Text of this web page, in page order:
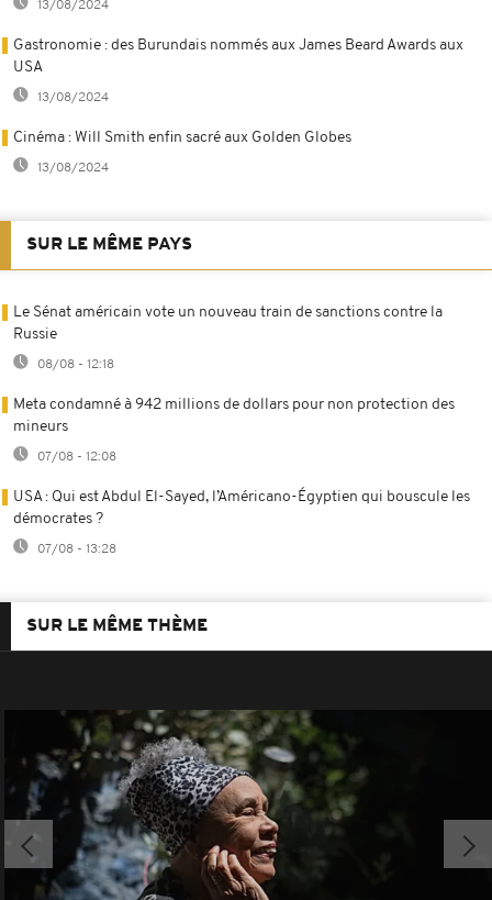
13/08/2024
Gastronomie : des Burundais nommés aux James Beard Awards aux
USA
13/08/2024
Cinéma : Will Smith enfin sacré aux Golden Globes
13/08/2024
SUR LE MÊME PAYS
Le Sénat américain vote un nouveau train de sanctions contre la
Russie
08/08 - 12:18
Meta condamné à 942 millions de dollars pour non protection des
mineurs
07/08 - 12:08
USA : Qui est Abdul El-Sayed, l’Américano-Égyptien qui bouscule les
démocrates ?
07/08 - 13:28
SUR LE MÊME THÈME